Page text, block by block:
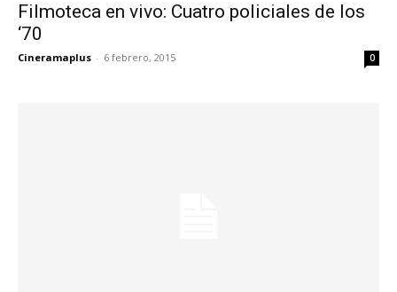
Filmoteca en vivo: Cuatro policiales de los
‘70
Cineramaplus - 6 febrero, 2015 0